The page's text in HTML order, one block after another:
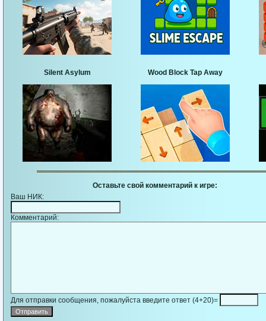
Silent Asylum Wood Block Tap Away
Оставьте свой комментарий к игре:
Ваш НИК:
Комментарий:
Для отправки сообщения, пожалуйста введите ответ (4+20)=